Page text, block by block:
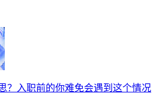
？入职前的你难免会遇到这个情况